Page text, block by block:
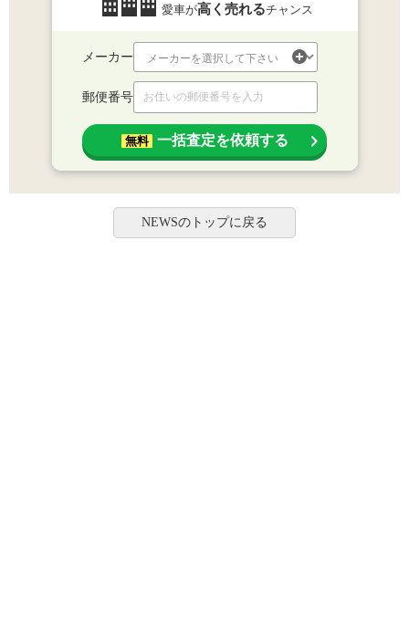
愛車が高く売れるチャンス
メーカー
郵便番号
無料 一括査定を依頼する
NEWSのトップに戻る